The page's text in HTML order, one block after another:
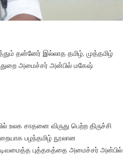
தன்னேர் இல்லாத தமிழ், முத்தமிழ்
அமைச்சர் அன்பில் மகேஷ்
சாதனை விருது பெற்ற திருச்சி
பழந்தமிழ் நூலான
புத்தகத்தை அமைச்சர் அன்பில்